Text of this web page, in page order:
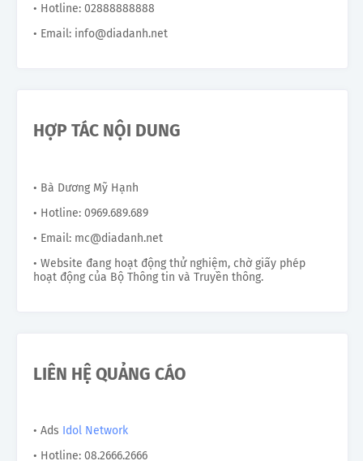
• Hotline: 02888888888
• Email: info@diadanh.net
HỢP TÁC NỘI DUNG
• Bà Dương Mỹ Hạnh
• Hotline: 0969.689.689
• Email: mc@diadanh.net
• Website đang hoạt động thử nghiệm, chờ giấy phép
hoạt động của Bộ Thông tin và Truyền thông.
LIÊN HỆ QUẢNG CÁO
• Ads Idol Network
• Hotline: 08.2666.2666